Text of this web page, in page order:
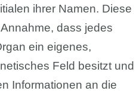
ihrer Namen. Diese
dass jedes
ein eigenes,
Feld besitzt und
Informationen an die